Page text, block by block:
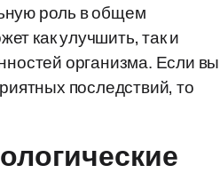
роль в общем
как улучшить, так и
организма. Если вы
последствий, то